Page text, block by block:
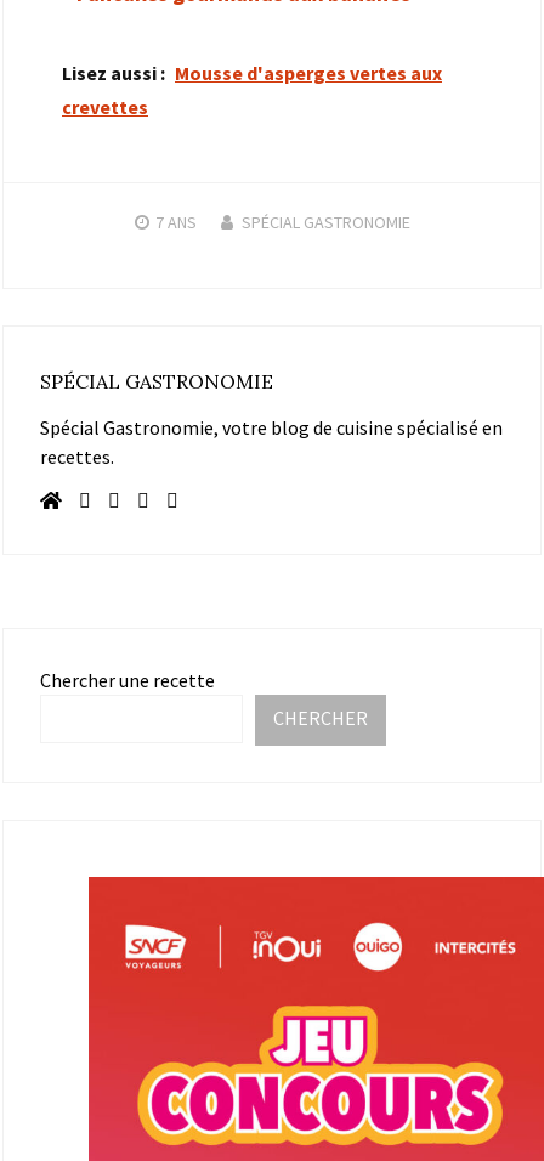
Lisez aussi : Mousse d'asperges vertes aux
crevettes
7 ANS SPÉCIAL GASTRONOMIE
SPÉCIAL GASTRONOMIE
Spécial Gastronomie, votre blog de cuisine spécialisé en
recettes.
Chercher une recette
CHERCHER